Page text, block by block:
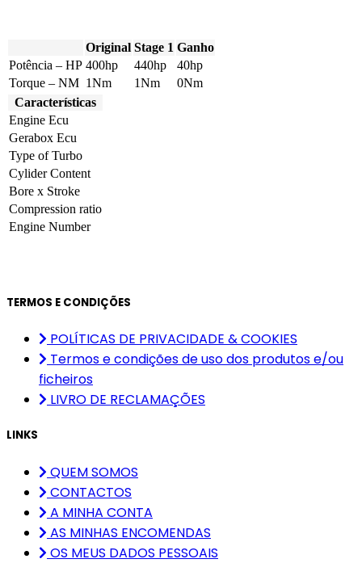
Original Stage 1 Ganho
Potência – HP 400hp 440hp
40hp
Torque – NM 1Nm 1Nm
0Nm
Características
Engine Ecu
Gerabox Ecu
Type of Turbo
Cylider Content
Bore x Stroke
Compression ratio
Engine Number
TERMOS E CONDIÇÕES
POLÍTICAS DE PRIVACIDADE & COOKIES
Termos e condições de uso dos produtos e/ou
ficheiros
LIVRO DE RECLAMAÇÕES
LINKS
QUEM SOMOS
CONTACTOS
A MINHA CONTA
AS MINHAS ENCOMENDAS
OS MEUS DADOS PESSOAIS